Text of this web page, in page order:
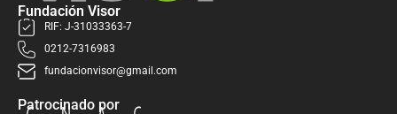
Fundación Visor
RIF: J-31033363-7
0212-7316983
fundacionvisor@gmail.com
Patrocinado por